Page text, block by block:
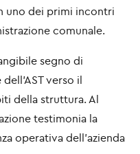
uno dei primi incontri
comunale.
segno di
verso il
della struttura. Al
testimonia la
operativa dell'azienda